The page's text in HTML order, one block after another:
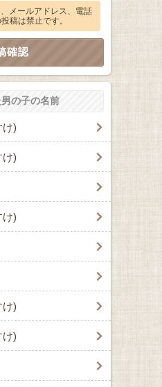
メールアドレス、電話
稿は禁止です。
の子の名前
け)
け)
け)
け)
け)